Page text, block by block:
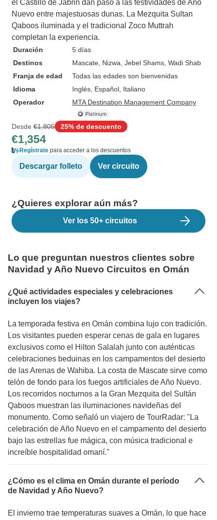
el Castillo de Jabrin dan paso a las festividades de Año
Nuevo entre majestuosas dunas. La Mezquita Sultan
Qaboos iluminada y el tradicional Zoco Muttrah
completan la experiencia.
Duración
5 días
Destinos
Mascate , Nizwa , Jebel Shams , Wadi Shab
Franja de edad
Todas las edades son bienvenidas
Idioma
Inglés, Español, Italiano
Operador
MTA Destination Management Company
Desde €1,805 25% de descuento
€1,354
Regístrate para acceder a los descuentos
Descargar folleto Ver circuito
¿Quieres explorar aún más?
Ver los 50+ circuitos
Lo que preguntan nuestros clientes sobre
Navidad y Año Nuevo Circuitos en Omán
¿Qué actividades especiales y celebraciones
incluyen los viajes?
La temporada festiva en Omán combina lujo con tradición.
Los visitantes pueden esperar cenas de gala en lugares
exclusivos como el Hilton Salalah junto con auténticas
celebraciones beduinas en los campamentos del desierto
de las Arenas de Wahiba. La costa de Mascate sirve como
telón de fondo para los fuegos artificiales de Año Nuevo.
Los recorridos nocturnos a la Gran Mezquita del Sultán
Qaboos muestran las iluminaciones navideñas del
monumento. Como señaló un viajero de TourRadar: "La
celebración de Año Nuevo en el campamento del desierto
bajo las estrellas fue mágica, con música tradicional e
increíble hospitalidad omaní."
¿Cómo es el clima en Omán durante el período
de Navidad y Año Nuevo?
El invierno trae temperaturas suaves a Omán, lo que hace